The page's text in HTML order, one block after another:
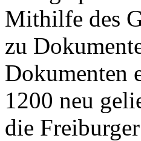
Mithilfe des
zu
Dokumenten
1200 neu
die